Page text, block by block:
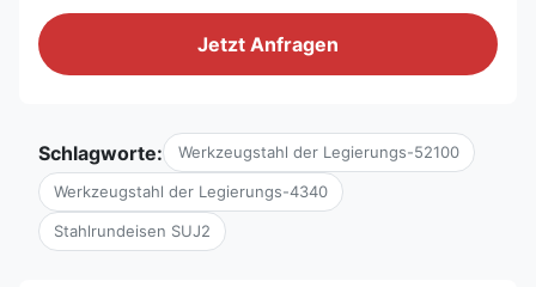
Jetzt Anfragen
Schlagworte: Werkzeugstahl der Legierungs-52100
Werkzeugstahl der Legierungs-4340
Stahlrundeisen SUJ2